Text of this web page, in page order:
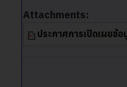
Attachments:
ประกาศการเปิดเผยข้